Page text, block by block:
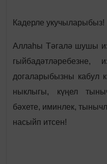
Кадерле укучыларыбыз!
Аллаһы Тәгалә шушы
гыйбадәтләребезне,
догаларыбызны кабул
ныклыгы, күңел
бәхете, иминлек,
насыйп итсен!